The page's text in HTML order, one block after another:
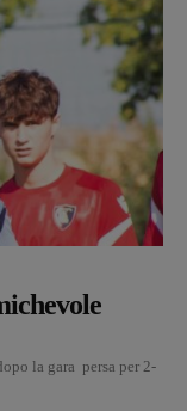
la gara persa per 2-